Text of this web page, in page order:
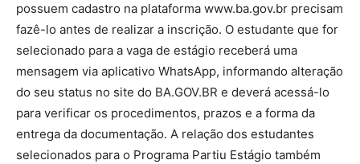
possuem cadastro na plataforma www.ba.gov.br precisam
fazê-lo antes de realizar a inscrição. O estudante que for
selecionado para a vaga de estágio receberá uma
mensagem via aplicativo WhatsApp, informando alteração
do seu status no site do BA.GOV.BR e deverá acessá-lo
para verificar os procedimentos, prazos e a forma da
entrega da documentação. A relação dos estudantes
selecionados para o Programa Partiu Estágio também